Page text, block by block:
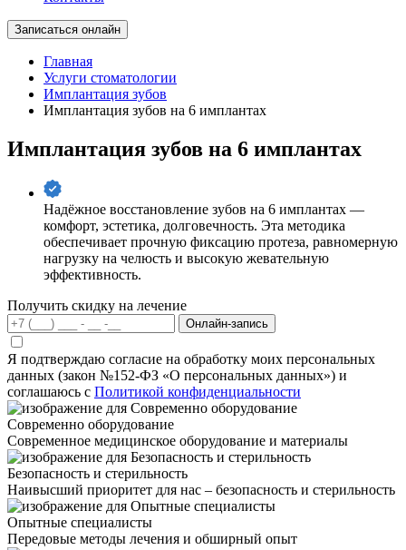
Записаться онлайн
Главная
Услуги стоматологии
Имплантация зубов
Имплантация зубов на 6 имплантах
Имплантация зубов на 6 имплантах
Надёжное восстановление зубов на 6 имплантах —
комфорт, эстетика, долговечность. Эта методика
обеспечивает прочную фиксацию протеза, равномерную
нагрузку на челюсть и высокую жевательную
эффективность.
Получить скидку на лечение
Онлайн-запись
Я подтверждаю согласие на обработку моих персональных
данных (закон №152-ФЗ «О персональных данных») и
соглашаюсь с Политикой конфиденциальности
Современно оборудование
Современное медицинское оборудование и материалы
Безопасность и стерильность
Наивысший приоритет для нас – безопасность и стерильность
Опытные специалисты
Передовые методы лечения и обширный опыт